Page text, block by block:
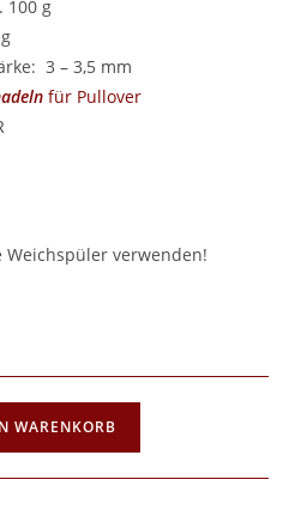
100 g
3 – 3,5 mm
für Pullover
verwenden!
WARENKORB